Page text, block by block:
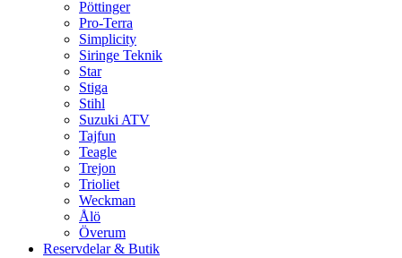
Pöttinger
Pro-Terra
Simplicity
Siringe Teknik
Star
Stiga
Stihl
Suzuki ATV
Tajfun
Teagle
Trejon
Trioliet
Weckman
Ålö
Överum
Reservdelar & Butik